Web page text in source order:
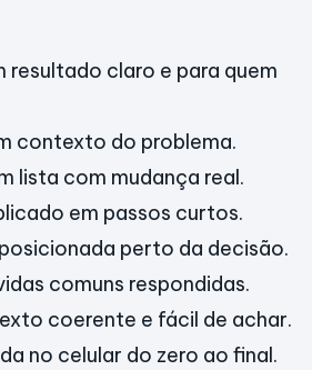
resultado claro e para quem
contexto do problema.
lista com mudança real.
em passos curtos.
perto da decisão.
comuns respondidas.
coerente e fácil de achar.
no celular do zero ao final.